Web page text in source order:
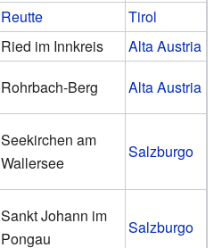
Reutte
Tirol
Ried im Innkreis
Alta Austria
Rohrbach-Berg Alta Austria
Seekirchen am
Wallersee
Salzburgo
Sankt Johann im
Pongau
Salzburgo